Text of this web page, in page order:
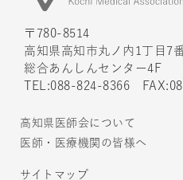
〒780-8514
高知県高知市丸ノ内1丁目7
総合あんしんセンター4F
TEL:088-824-8366
高知県医師会について
医師・医療機関の皆様へ
サイトマップ